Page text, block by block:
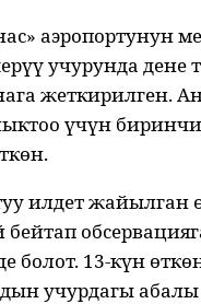
аэропортунун
учурунда
жеткирилген.
үчүн
илдет жайылган
бейтап
болот. 13-күн
учурдагы